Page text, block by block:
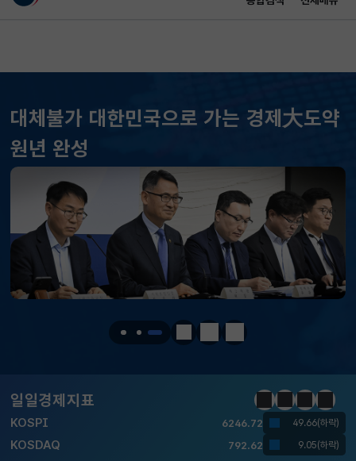
대체불가 대한민국으로 가는 경제大도약
원년 완성
정지 이전 다음
일일경제지표
KOSPI 6246.72 49.66(하락)
KOSDAQ
국고채(3년) 3.732 0.010(하락)
달러-원 1419.3000 4.5000(하락)
KOSPI 6246.72 49.66(하락)
KOSDAQ 792.62 9.05(하락)
KOSPI 6246.72 49.66(하락)
KOSDAQ 792.62 9.05(하락)
정지이전다음일일경